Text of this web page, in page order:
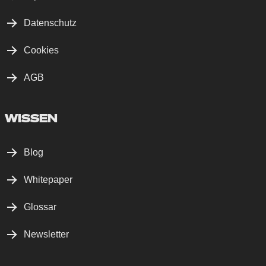
Datenschutz
Cookies
AGB
WISSEN
Blog
Whitepaper
Glossar
Newsletter